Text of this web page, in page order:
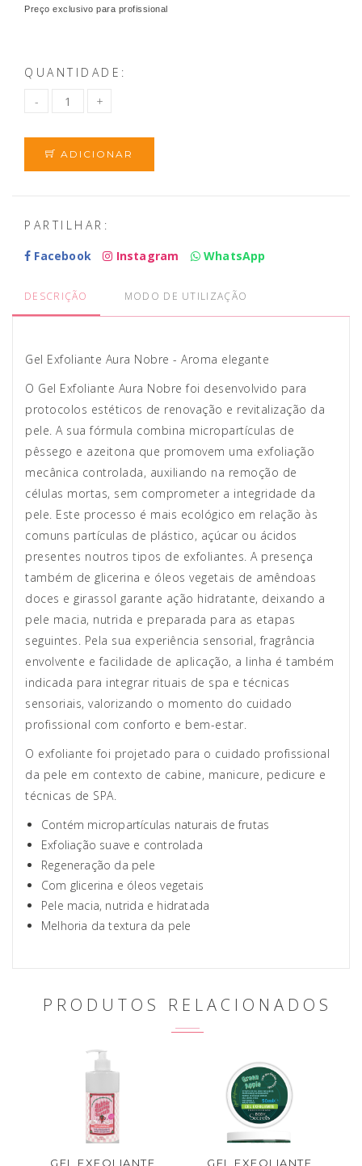
Preço exclusivo para profissional
QUANTIDADE:
ADICIONAR
PARTILHAR:
Facebook
Instagram WhatsApp
DESCRIÇÃO MODO DE UTILIZAÇÃO
Gel Exfoliante Aura Nobre - Aroma elegante
O Gel Exfoliante Aura Nobre foi desenvolvido para
protocolos estéticos de renovação e revitalização da
pele. A sua fórmula combina micropartículas de
pêssego e azeitona que promovem uma exfoliação
mecânica controlada, auxiliando na remoção de
células mortas, sem comprometer a integridade da
pele. Este processo é mais ecológico em relação às
comuns partículas de plástico, açúcar ou ácidos
presentes noutros tipos de exfoliantes. A presença
também de glicerina e óleos vegetais de amêndoas
doces e girassol garante ação hidratante, deixando a
pele macia, nutrida e preparada para as etapas
seguintes. Pela sua experiência sensorial, fragrância
envolvente e facilidade de aplicação, a linha é também
indicada para integrar rituais de spa e técnicas
sensoriais, valorizando o momento do cuidado
profissional com conforto e bem-estar.
O exfoliante foi projetado para o cuidado profissional
da pele em contexto de cabine, manicure, pedicure e
técnicas de SPA.
Contém micropartículas naturais de frutas
Exfoliação suave e controlada
Regeneração da pele
Com glicerina e óleos vegetais
Pele macia, nutrida e hidratada
Melhoria da textura da pele
PRODUTOS RELACIONADOS
GEL EXFOLIANTE GEL EXFOLIANTE